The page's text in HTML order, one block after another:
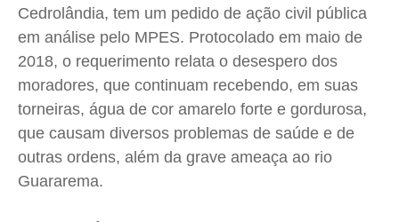
Cedrolândia, tem um pedido de ação civil pública
em análise pelo MPES. Protocolado em maio de
2018, o requerimento relata o desespero dos
moradores, que continuam recebendo, em suas
torneiras, água de cor amarelo forte e gordurosa,
que causam diversos problemas de saúde e de
outras ordens, além da grave ameaça ao rio
Guararema.